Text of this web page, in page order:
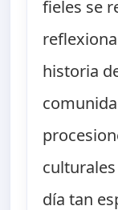
fieles se
historia
día tan